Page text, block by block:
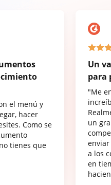
el menú y
hacer
Como se
tienes que
Un
para
"Me
un
a los
en